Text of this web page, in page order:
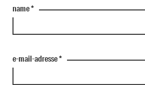
name*
e-mail-adresse*